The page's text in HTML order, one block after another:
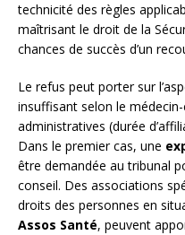
technicité des règles
maîtrisant le droit de la
chances de succès d’un
Le refus peut porter sur
insuffisant selon le
administratives (durée
Dans le premier cas, une
être demandée au tribunal
conseil. Des associations
droits des personnes en
Assos Santé, peuvent